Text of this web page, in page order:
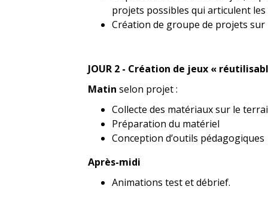
projets possibles qui articulent les
Création de groupe de projets sur
JOUR 2 - Création de jeux «
Matin selon projet :
Collecte des matériaux sur le
Préparation du matériel
Conception d’outils pédagogiques
Après-midi
Animations test et débrief.